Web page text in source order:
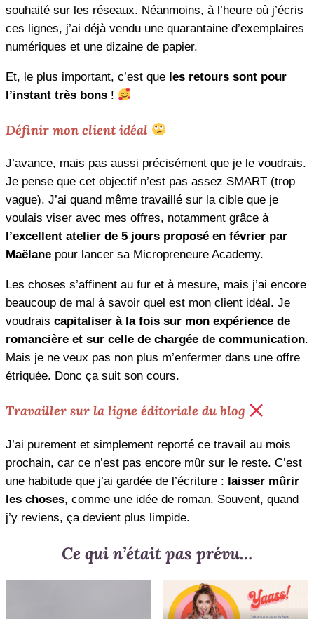
souhaité sur les réseaux. Néanmoins, à l’heure où j’écris
ces lignes, j’ai déjà vendu une quarantaine d’exemplaires
numériques et une dizaine de papier.
Et, le plus important, c’est que les retours sont pour
l’instant très bons !
Définir mon client idéal
J’avance, mais pas aussi précisément que je le voudrais.
Je pense que cet objectif n’est pas assez SMART (trop
vague). J’ai quand même travaillé sur la cible que je
voulais viser avec mes offres, notamment grâce à
l’excellent atelier de 5 jours proposé en février par
Maëlane pour lancer sa Micropreneure Academy.
Les choses s’affinent au fur et à mesure, mais j’ai encore
beaucoup de mal à savoir quel est mon client idéal. Je
voudrais capitaliser à la fois sur mon expérience de
romancière et sur celle de chargée de communication.
Mais je ne veux pas non plus m’enfermer dans une offre
étriquée. Donc ça suit son cours.
Travailler sur la ligne éditoriale du blog
J’ai purement et simplement reporté ce travail au mois
prochain, car ce n’est pas encore mûr sur le reste. C’est
une habitude que j’ai gardée de l’écriture : laisser mûrir
les choses, comme une idée de roman. Souvent, quand
j’y reviens, ça devient plus limpide.
Ce qui n’était pas prévu…